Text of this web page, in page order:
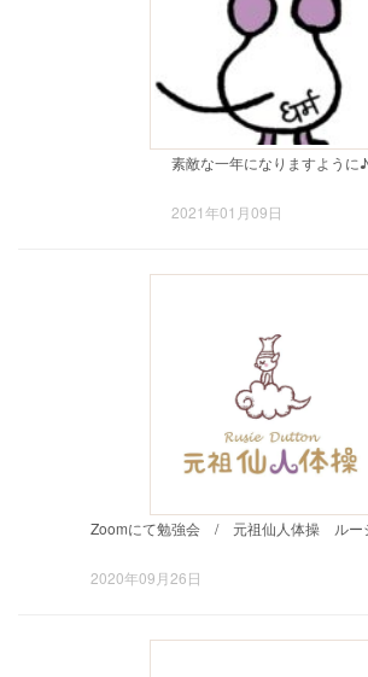
素敵な一年になりますように♪
2021年01月09日
Zoomにて勉強会 / 元祖仙人体操 ルー
2020年09月26日